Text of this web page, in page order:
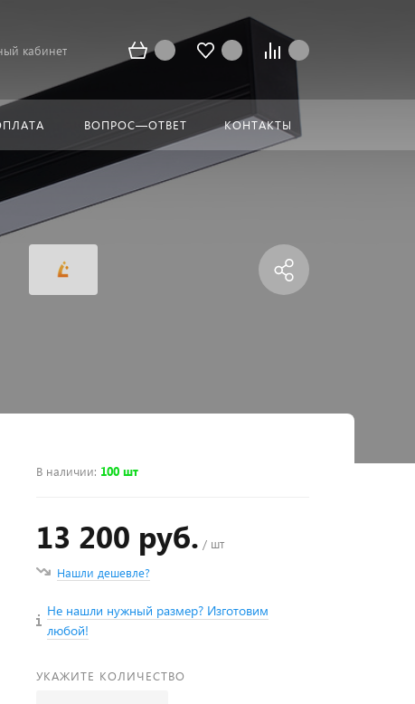
кабинет
ВОПРОС—ОТВЕТ КОНТАКТЫ
В наличии: 100 шт
13 200 руб. / шт
Нашли дешевле?
Не нашли нужный размер? Изготовим
любой!
УКАЖИТЕ КОЛИЧЕСТВО